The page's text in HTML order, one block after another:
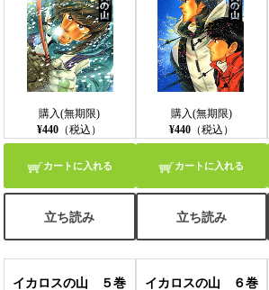
購入(無期限)
¥440 （税込）
カートに入れる
立ち読み
購入(無期限)
¥440（税込）
カートに入れる
立ち読み
イカロスの山 ５巻 イカロスの山 ６巻